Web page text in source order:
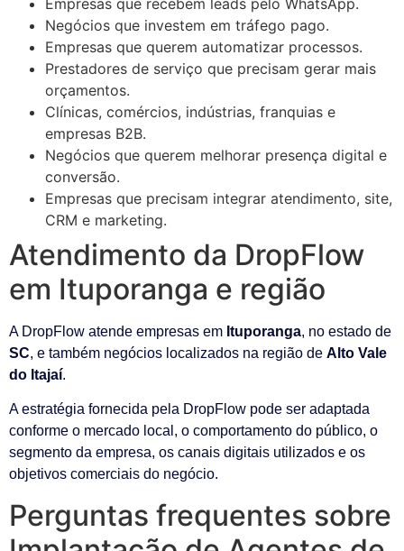
Negócios que investem em tráfego pago.
Empresas que querem automatizar processos.
Prestadores de serviço que precisam gerar mais
orçamentos.
Clínicas, comércios, indústrias, franquias e
empresas B2B.
Negócios que querem melhorar presença digital e
conversão.
Empresas que precisam integrar atendimento, site,
CRM e marketing.
Atendimento da DropFlow
em Ituporanga e região
A DropFlow atende empresas em Ituporanga, no estado de
SC, e também negócios localizados na região de Alto Vale
do Itajaí.
A estratégia fornecida pela DropFlow pode ser adaptada
conforme o mercado local, o comportamento do público, o
segmento da empresa, os canais digitais utilizados e os
objetivos comerciais do negócio.
Perguntas frequentes sobre